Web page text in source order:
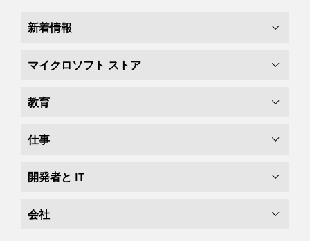
新着情報
マイクロソフト ストア
教育
仕事
開発者と IT
会社